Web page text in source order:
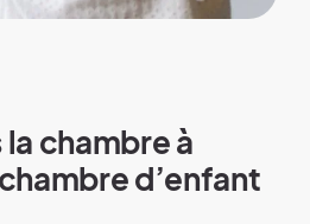
chambre à
d’enfant